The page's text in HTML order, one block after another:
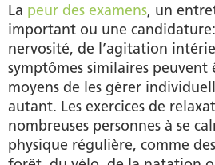
La peur des examens, un
important ou une candidature:
nervosité, de l’agitation
symptômes similaires peuvent
moyens de les gérer
autant. Les exercices de
nombreuses personnes à se
physique régulière, comme